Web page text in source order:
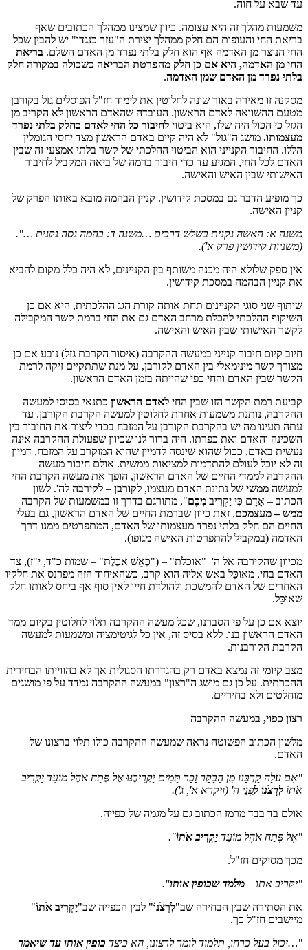
עד שבא על חוה.
משמעות מהלך זה היא עצומה. כיוון שמצינו ממהלך הכתובים שאף
בריאת החי והעופות הם חלק ממהלך יצירת ה"עזר כנגדו" יש להבין שכל
החי הנוצר מן האדמה אף הוא חלק בלתי נפרד מן האדם השלם. בריאת
החי מן האדמה, היא אם כן חלק מהפרטת הבריאה כשכולה במקורה חלק
בלתי נפרד מן האדם שמן האדמה.
מסקנה זו מאירה באור שונה לחלוטין את לימוד חז"ל הפוסלים גזל בקורבן
מטעם ההשוואה לאדם הראשון. העובדה שהאדם הראשון לא הקריב מן
הגזל כי הכול היה שלו, היא ביטוי לחיבור כל החי לאדם כחלק בלתי נפרד
מעצמותו. מושג ה"גזל" לא היה קיים באדם הראשון מצד יחסי הגומלין
הללו. החיבור הקנייני הוא הביטוי ההלכתי של קשר בלתי אמצעי זה שבין
האדם לכל החי, המגיע עד כדי חיבור ברמה של ביאה המקביל לחיבור
האישותי שבין האיש והאישה.
כך מופיע הדבר גם במסכת קידושין. קניין הבהמה מובא באותו הפרק של
קניין האישה.
משנה א: האשה נקנית בשלש דרכים …משנה ד: בהמה גסה נקנית …".
(משניות קידושין פרק א').
אין ספק שלולא היה מכנה משותף בין הקניינים, לא היה כלל מקום להביא
את קניין הבהמה במסכת קידושין.
שיתוף שני סוגי הקניינים תחת אותה קורת הגג ההלכתית, היא אם כן
השיקוף ההלכתי להכלת מרחב האדם גם את החי ברמת קשר המקבילה
לקשר האישותי שבין האיש והאישה.
חיוב קיום חיבור קנייני במעשה ההקרבה (איסור הקרבת גזל) נובע אם כן
מצורך קשר מינימאלי בין האדם לקורבן, על מנת שתתקיים זיקה לרמת
הקשר שבין האדם והחי כפי שהייתה בזמן האדם הראשון.
קביעת רמת הקשר הזו שבין החי לאדם הראשון כתנאי בסיסי למעשה
ההקרבה, נותנת משמעות אחרת לחלוטין למעשה הקרבת הקורבן. עד
עתה תעינו מה יש בהקרבת הקורבן על המזבח בכדי ליצור את החיבור בין
השכינה והאדם ואת כפרתו. היה ברור לנו שכיוון שפעולת ההקרבה אינה
נעשית באדם, ככול שהוא שינסה לדמיין שהוא המוקרב על המזבח, דמיון
זה לא יוכל לעולם להתדמות למציאות ממשית. אולם חיבור מעשה
ההקרבה לממדי החיים של האדם הראשון, הופך את מעשה הקרבת החי
למעשה ממשי של נתינת האדם מעצמו, לקורבן – לקירבה לה'. לשון
הכתוב – אָדָם כִּי יַקְרִיב מִכֶּם", מתורגם בדרך זו במשמעות של הקרבה
ממש – מעצמכם, זאת כיוון שברמת החיים של האדם הראשון, גם בעלי
החיים הם חלק בלתי נפרד מעצמותו של האדם, המתפרטים ממנו דרך
האדמה (במקביל להתפרטות האישה מגופו).
מכיוון שהקירבה אל ה' "אוכלת" – ("כְּאֵשׁ אֹכֶלֶת" – שמות כ"ד, י"ז), צד
האדם בחי, מאוּכֵּל באש אליה הוא קרב, כשהאיחוד הזה מפרנס את חלקיו
האחרים של האדם להמשכת ולהולדת חייו לאין סוף אף ביחס לאותו חלק
שאוּכָּל.
יוצא אם כן על פי הסברנו, שכל מעשה ההקרבה תלוי לחלוטין בקיום ממד
האדם הראשון בנו. ללא בסיס זה, אין כל לגיטימציה ומשמעות למעשה
הקרבת הקורבנות.
מצב קיומי זה נמצא באדם רק בהגדרתו הסגולית אך לא בהווייתו הבחירית
ההכרתית. על כן גם מושג ה"רצון" במעשה ההקרבה נמדד על פי מושגים
מוחלטים ולא בחיריים.
רצון כפוי, במעשה ההקרבה
מלשון הכתוב הפשוטה נראה שמעשה ההקרבה כולו תלוי ברצונו של
האדם.
"אִם עֹלָה קָרְבָּנוֹ מִן הַבָּקָר זָכָר תָּמִים יַקְרִיבֶנּוּ אֶל פֶּתַח אֹהֶל מוֹעֵד יַקְרִיב
אֹתוֹ לִרְצֹנוֹ לִפְנֵי ה' (ויקרא א', ג').
אולם בד בבד מרמז הכתוב גם על מגמה של כפייה.
"אֶל פֶּתַח אֹהֶל מוֹעֵד יַקְרִיב אֹתוֹ".
מכך מסיקים חז"ל.
"יקריב אתו – מלמד שכופין אותו".
את הסתירה שבין הבחירה שב"לִרְצֹנוֹ" לבין הכפייה שב"יַקְרִיב אֹתוֹ"
מיישבים חז"ל כך.
"…יכול בעל כרחו, תלמוד לומר לרצונו, הא כיצד כופין אותו עד שיאמר